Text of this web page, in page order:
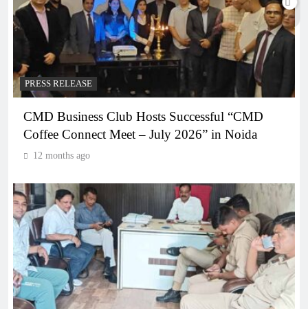
PRESS RELEASE
CMD Business Club Hosts Successful “CMD
Coffee Connect Meet – July 2026” in Noida
12 months ago